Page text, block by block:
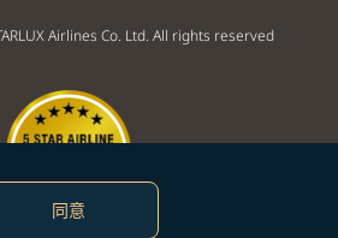
同意
Airlines Co. Ltd. All rights reserved